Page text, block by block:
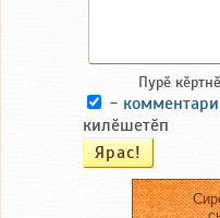
Пурӗ
-
килӗшетӗп